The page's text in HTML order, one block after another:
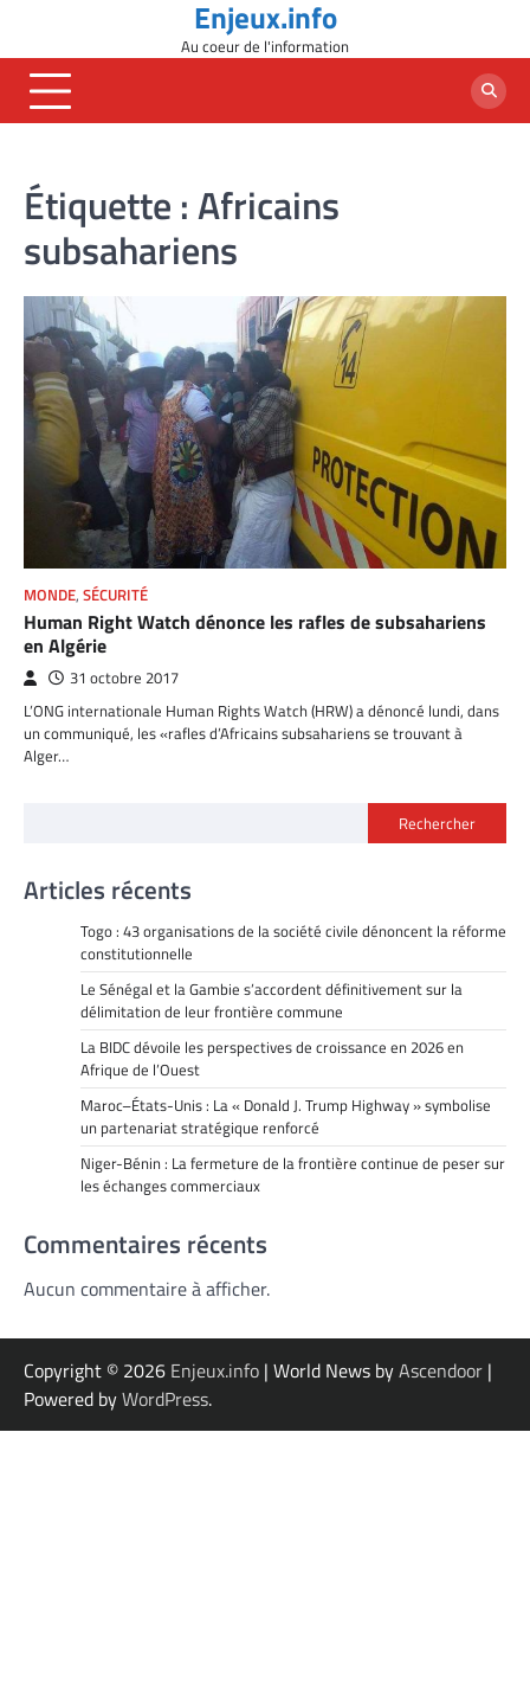
content
Enjeux.info
Au coeur de l'information
Étiquette :Africains
subsahariens
MONDE, SÉCURITÉ
Human Right Watch dénonce les rafles de subsahariens
en Algérie
31 octobre 2017
L’ONG internationale Human Rights Watch (HRW) a dénoncé lundi, dans
un communiqué, les «rafles d’Africains subsahariens se trouvant à
Alger…
Rechercher
Articles récents
Togo : 43 organisations de la société civile dénoncent la réforme
constitutionnelle
Le Sénégal et la Gambie s’accordent définitivement sur la
délimitation de leur frontière commune
La BIDC dévoile les perspectives de croissance en 2026 en
Afrique de l’Ouest
Maroc–États-Unis : La « Donald J. Trump Highway » symbolise
un partenariat stratégique renforcé
Niger-Bénin : La fermeture de la frontière continue de peser sur
les échanges commerciaux
Commentaires récents
Aucun commentaire à afficher.
Copyright © 2026 Enjeux.info | World News byAscendoor |
Powered byWordPress.